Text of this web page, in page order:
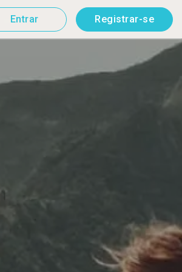
Entrar Registrar-se